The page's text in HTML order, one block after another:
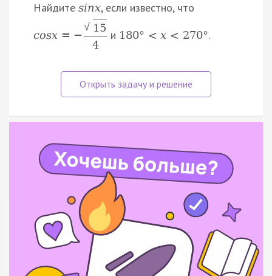
Найдите sinx, если известно, что
cosx = −
√ 15
4
и 180° < x < 270°.